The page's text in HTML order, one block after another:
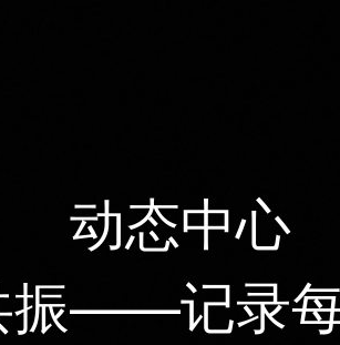
动态中心
振——记录